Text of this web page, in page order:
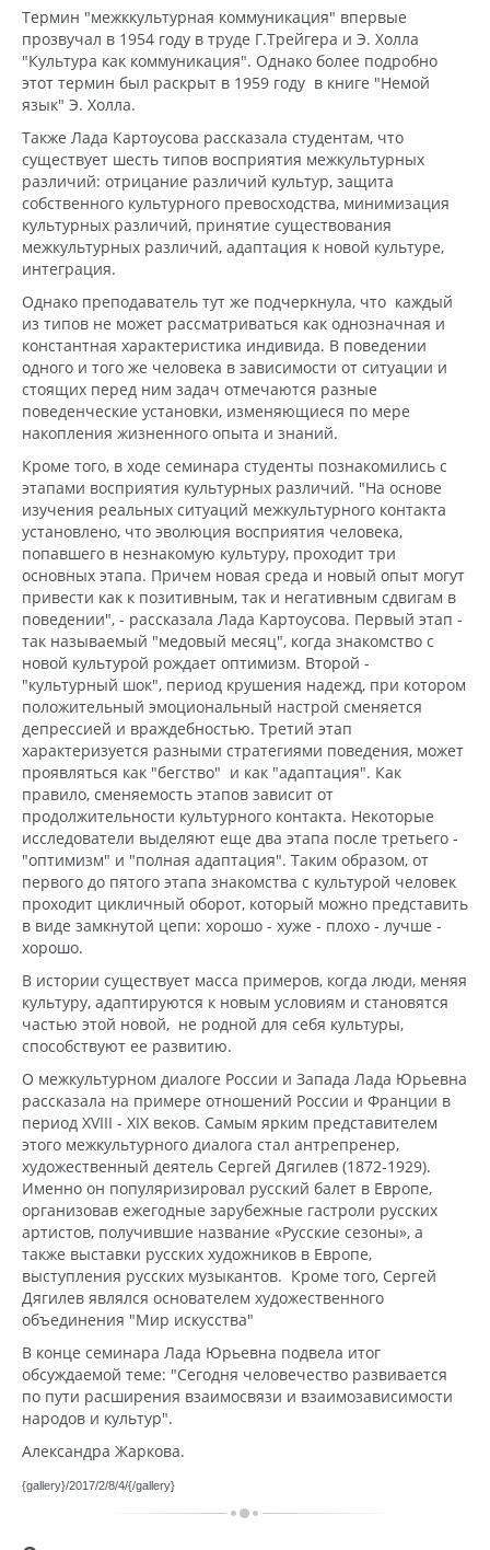
Термин "межккультурная коммуникация" впервые
прозвучал в 1954 году в труде Г.Трейгера и Э. Холла
"Культура как коммуникация". Однако более подробно
этот термин был раскрыт в 1959 году в книге "Немой
язык" Э. Холла.
Также Лада Картоусова рассказала студентам, что
существует шесть типов восприятия межкультурных
различий: отрицание различий культур, защита
собственного культурного превосходства, минимизация
культурных различий, принятие существования
межкультурных различий, адаптация к новой культуре,
интеграция.
Однако преподаватель тут же подчеркнула, что каждый
из типов не может рассматриваться как однозначная и
константная характеристика индивида. В поведении
одного и того же человека в зависимости от ситуации и
стоящих перед ним задач отмечаются разные
поведенческие установки, изменяющиеся по мере
накопления жизненного опыта и знаний.
Кроме того, в ходе семинара студенты познакомились с
этапами восприятия культурных различий. "На основе
изучения реальных ситуаций межкультурного контакта
установлено, что эволюция восприятия человека,
попавшего в незнакомую культуру, проходит три
основных этапа. Причем новая среда и новый опыт могут
привести как к позитивным, так и негативным сдвигам в
поведении", - рассказала Лада Картоусова. Первый этап -
так называемый "медовый месяц", когда знакомство с
новой культурой рождает оптимизм. Второй -
"культурный шок", период крушения надежд, при котором
положительный эмоциональный настрой сменяется
депрессией и враждебностью. Третий этап
характеризуется разными стратегиями поведения, может
проявляться как "бегство" и как "адаптация". Как
правило, сменяемость этапов зависит от
продолжительности культурного контакта. Некоторые
исследователи выделяют еще два этапа после третьего -
"оптимизм" и "полная адаптация". Таким образом, от
первого до пятого этапа знакомства с культурой человек
проходит цикличный оборот, который можно представить
в виде замкнутой цепи: хорошо - хуже - плохо - лучше -
хорошо.
В истории существует масса примеров, когда люди, меняя
культуру, адаптируются к новым условиям и становятся
частью этой новой, не родной для себя культуры,
способствуют ее развитию.
О межкультурном диалоге России и Запада Лада Юрьевна
рассказала на примере отношений России и Франции в
период XVIII - XIX веков. Самым ярким представителем
этого межкультурного диалога стал антрепренер,
художественный деятель Сергей Дягилев (1872-1929).
Именно он популяризировал русский балет в Европе,
организовав ежегодные зарубежные гастроли русских
артистов, получившие название «Русские сезоны», а
также выставки русских художников в Европе,
выступления русских музыкантов. Кроме того, Сергей
Дягилев являлся основателем художественного
объединения "Мир искусства"
В конце семинара Лада Юрьевна подвела итог
обсуждаемой теме: "Сегодня человечество развивается
по пути расширения взаимосвязи и взаимозависимости
народов и культур".
Александра Жаркова.
{gallery}/2017/2/8/4/{/gallery}